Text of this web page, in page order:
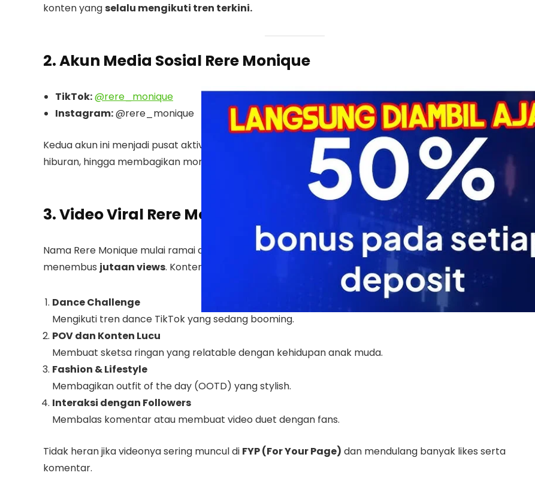
konten yangselalu mengikuti tren terkini.
2. Akun Media Sosial Rere Monique
TikTok:@rere_monique
Instagram:@rere_monique
Kedua akun ini menjadi pusat aktivitasnya, di mana ia berinteraksi dengan penggemar, mengunggah video
hiburan, hingga membagikan momen keseharian.
3. Video Viral Rere Monique
Nama Rere Monique mulai ramai dibicarakan karena beberapavideo viraldi TikTok yang berhasil
menembus jutaan views. Kontennya biasanya menampilkan:
Dance Challenge
Mengikuti tren dance TikTok yang sedang booming.
POV dan Konten Lucu
Membuat sketsa ringan yang relatable dengan kehidupan anak muda.
Fashion & Lifestyle
Membagikan outfit of the day (OOTD) yang stylish.
Interaksi dengan Followers
Membalas komentar atau membuat video duet dengan fans.
Tidak heran jika videonya sering muncul di FYP (For Your Page) dan mendulang banyak likes serta
komentar.